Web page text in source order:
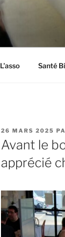
CL2C
Association
L’asso Santé
PUBLIÉ
LE
26 MARS 2025
Avant le
apprécié